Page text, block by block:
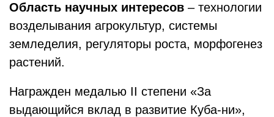
Область научных интересов – технологии
возделывания агрокультур, системы
земледелия, регуляторы роста, морфогенез
растений.
Награжден медалью II степени «За
выдающийся вклад в развитие Куба-ни»,